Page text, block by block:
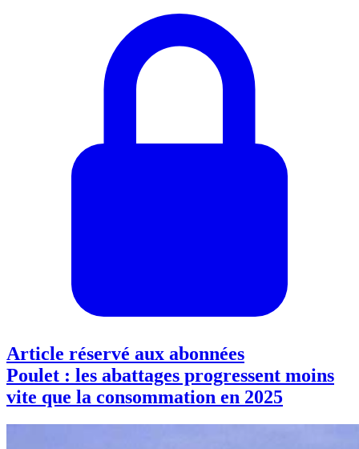
Article réservé aux abonnées
Poulet : les abattages progressent moins
vite que la consommation en 2025